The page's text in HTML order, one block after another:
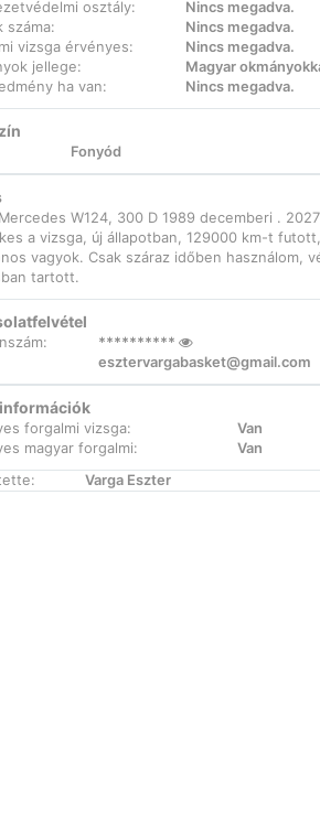
osztály:
Nincs megadva.
száma:
Nincs megadva.
vizsga érvényes:
Nincs megadva.
jellege:
Magyar
ha van:
Nincs megadva.
Fonyód
W124, 300 D 1989 decemberi .
a vizsga, új állapotban, 129000 km-t
vagyok. Csak száraz időben használom,
tartott.
**********
esztervargabasket@gmail.com
forgalmi vizsga:
Van
magyar forgalmi:
Van
Varga Eszter